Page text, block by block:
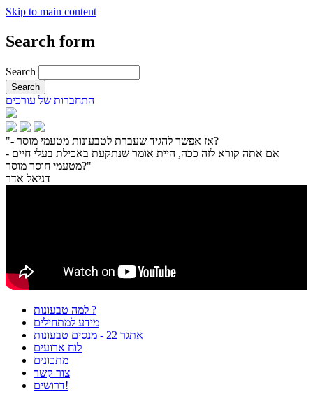
Skip to main content
Search form
Search
התחברות של עורכים
"- אז אפשר להגיד שעברת לטבעונות מטעמי מוסר?
- אם אתה קורא לזה ככה, היית אומר שנתקעת באכילת בעלי חיים
מטעמי חוסר מוסר?"
דניאל אדר
למה טבעונות ?
מידע למתחילים
אתגר 22 - מנסים טבעונות
לוח ארועים
מתכונים
צור קשר
דרושים!